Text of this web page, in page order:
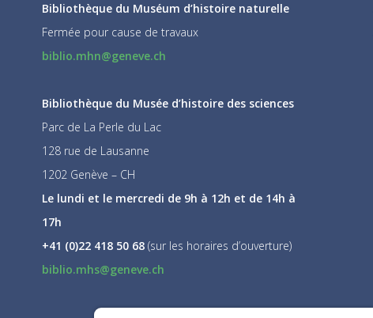
Bibliothèque du Muséum d’histoire naturelle
Fermée pour cause de travaux
biblio.mhn@geneve.ch
Bibliothèque du Musée d’histoire des sciences
Parc de La Perle du Lac
128 rue de Lausanne
1202 Genève – CH
Le lundi et le mercredi de 9h à 12h et de 14h à
17h
+41 (0)22 418 50 68 (sur les horaires d’ouverture)
biblio.mhs@geneve.ch